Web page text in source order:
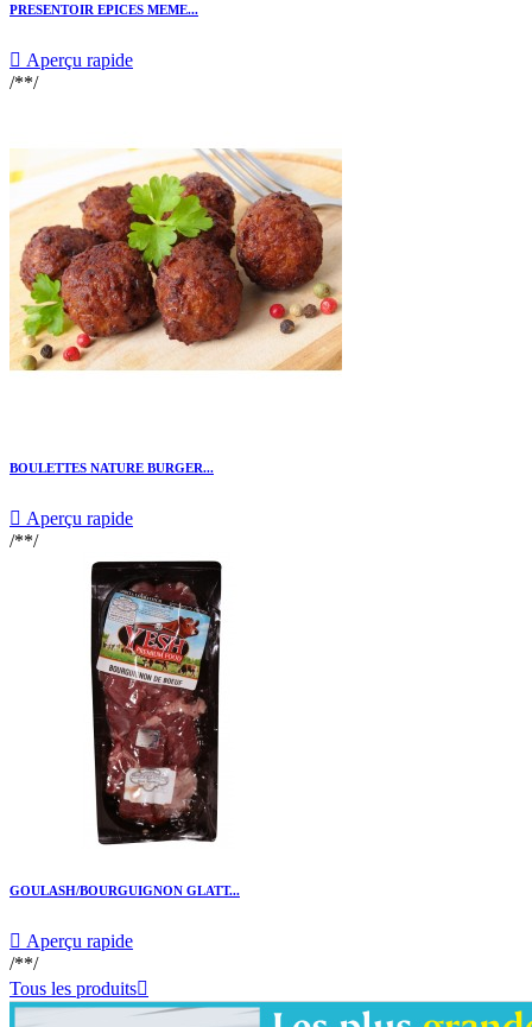
PRESENTOIR EPICES MEME...
 Aperçu rapide
/**/
BOULETTES NATURE BURGER...
 Aperçu rapide
/**/
GOULASH/BOURGUIGNON GLATT...
 Aperçu rapide
/**/
Tous les produits